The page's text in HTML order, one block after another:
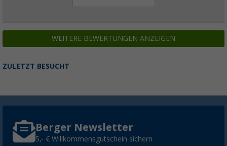
WEITERE BEWERTUNGEN ANZEIGEN
ZULETZT BESUCHT
Berger Newsletter
5,- € Willkommensgutschein sichern